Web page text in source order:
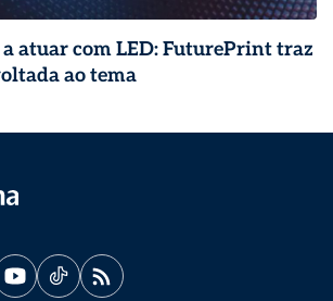
a atuar com LED: FuturePrint traz
ao tema